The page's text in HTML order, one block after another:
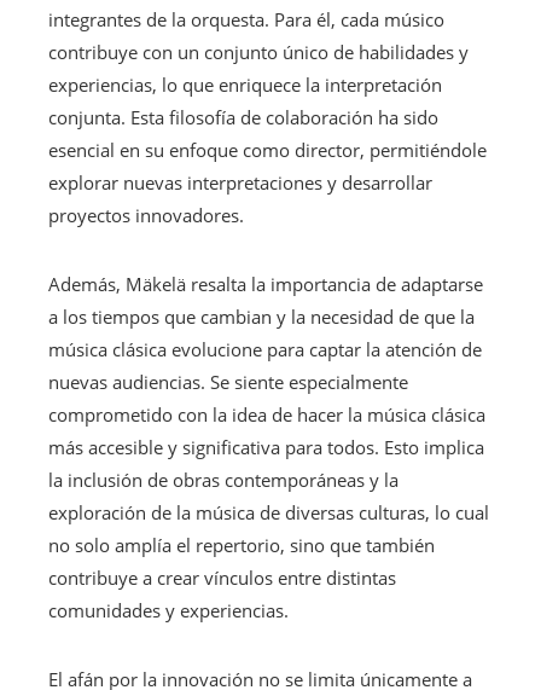
integrantes de la orquesta. Para él, cada músico
contribuye con un conjunto único de habilidades y
experiencias, lo que enriquece la interpretación
conjunta. Esta filosofía de colaboración ha sido
esencial en su enfoque como director, permitiéndole
explorar nuevas interpretaciones y desarrollar
proyectos innovadores.
Además, Mäkelä resalta la importancia de adaptarse
a los tiempos que cambian y la necesidad de que la
música clásica evolucione para captar la atención de
nuevas audiencias. Se siente especialmente
comprometido con la idea de hacer la música clásica
más accesible y significativa para todos. Esto implica
la inclusión de obras contemporáneas y la
exploración de la música de diversas culturas, lo cual
no solo amplía el repertorio, sino que también
contribuye a crear vínculos entre distintas
comunidades y experiencias.
El afán por la innovación no se limita únicamente a